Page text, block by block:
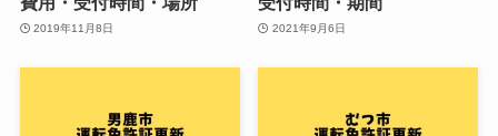
2019年11月8日 2021年9月6日